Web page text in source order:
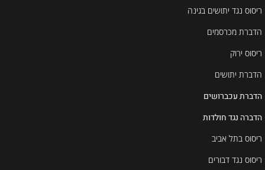
ריסוס נגד יתושים בגינה
הדברת מכרסמים
ריסוס ירוק
הדברת יתושים
הדברת עכברושים
הדברה נגד חולדות
ריסוס בתל אביב
ריסוס נגד דבורים